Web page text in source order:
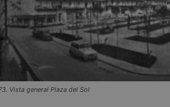
Vista general Plaza del Sol
PHPSESSID
AWSALBCORS